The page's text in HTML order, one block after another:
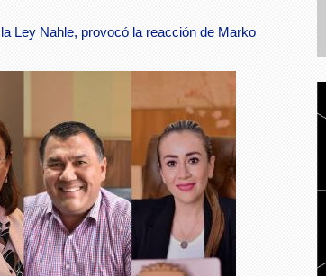
Ley Nahle, provocó la reacción de Marko